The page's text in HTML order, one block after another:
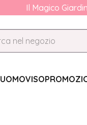
Il Magico
UOMOVISO